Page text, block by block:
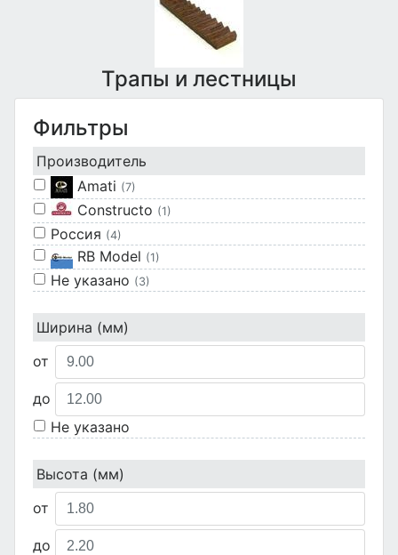
Трапы и лестницы
Фильтры
Производитель
Amati (7)
Constructo (1)
Россия (4)
RB Model (1)
Не указано (3)
Ширина (мм)
от
до
Не указано
Высота (мм)
от
до